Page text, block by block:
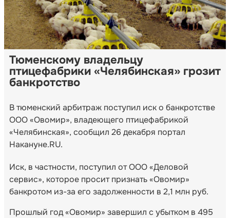
Тюменскому владельцу
птицефабрики «Челябинская» грозит
банкротство
В тюменский арбитраж поступил иск о банкротстве
ООО «Овомир», владеющего птицефабрикой
«Челябинская», сообщил 26 декабря портал
Накануне.RU.
Иск, в частности, поступил от ООО «Деловой
сервис», которое просит признать «Овомир»
банкротом из-за его задолженности в 2,1 млн руб.
Прошлый год «Овомир» завершил с убытком в 495